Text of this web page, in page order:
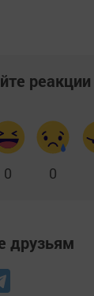
реакции
0 0
друзьям